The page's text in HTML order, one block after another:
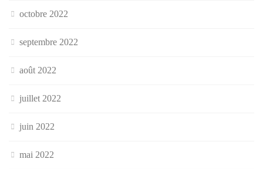
octobre 2022
septembre 2022
août 2022
juillet 2022
juin 2022
mai 2022